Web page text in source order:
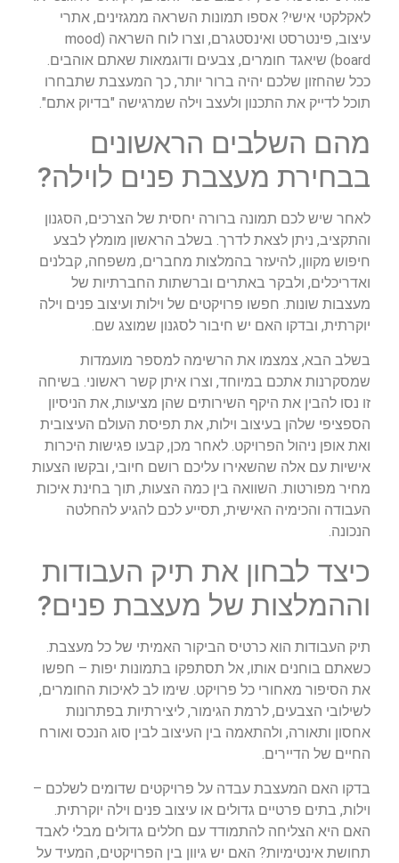
לאקלקטי אישי? אספו תמונות השראה ממגזינים, אתרי
עיצוב, פינטרסט ואינסטגרם, וצרו לוח השראה (mood
board) שיאגד חומרים, צבעים ודוגמאות שאתם אוהבים.
ככל שהחזון שלכם יהיה ברור יותר, כך המעצבת שתבחרו
תוכל לדייק את התכנון ולעצב וילה שמרגישה "בדיוק אתם".
מהם השלבים הראשונים
בבחירת מעצבת פנים לוילה?
לאחר שיש לכם תמונה ברורה יחסית של הצרכים, הסגנון
והתקציב, ניתן לצאת לדרך. בשלב הראשון מומלץ לבצע
חיפוש מקוון, להיעזר בהמלצות מחברים, משפחה, קבלנים
ואדריכלים, ולבקר באתרים וברשתות החברתיות של
מעצבות שונות. חפשו פרויקטים של וילות ועיצוב פנים וילה
יוקרתית, ובדקו האם יש חיבור לסגנון שמוצג שם.
בשלב הבא, צמצמו את הרשימה למספר מועמדות
שמסקרנות אתכם במיוחד, וצרו איתן קשר ראשוני. בשיחה
זו נסו להבין את היקף השירותים שהן מציעות, את הניסיון
הספציפי שלהן בעיצוב וילות, את תפיסת העולם העיצובית
ואת אופן ניהול הפרויקט. לאחר מכן, קבעו פגישות היכרות
אישיות עם אלה שהשאירו עליכם רושם חיובי, ובקשו הצעות
מחיר מפורטות. השוואה בין כמה הצעות, תוך בחינת איכות
העבודה והכימיה האישית, תסייע לכם להגיע להחלטה
הנכונה.
כיצד לבחון את תיק העבודות
וההמלצות של מעצבת פנים?
תיק העבודות הוא כרטיס הביקור האמיתי של כל מעצבת.
כשאתם בוחנים אותו, אל תסתפקו בתמונות יפות – חפשו
את הסיפור מאחורי כל פרויקט. שימו לב לאיכות החומרים,
לשילובי הצבעים, לרמת הגימור, ליצירתיות בפתרונות
אחסון ותאורה, ולהתאמה בין העיצוב לבין סוג הנכס ואורח
החיים של הדיירים.
בדקו האם המעצבת עבדה על פרויקטים שדומים לשלכם –
וילות, בתים פרטיים גדולים או עיצוב פנים וילה יוקרתית.
האם היא הצליחה להתמודד עם חללים גדולים מבלי לאבד
תחושת אינטימיות? האם יש גיוון בין הפרויקטים, המעיד על